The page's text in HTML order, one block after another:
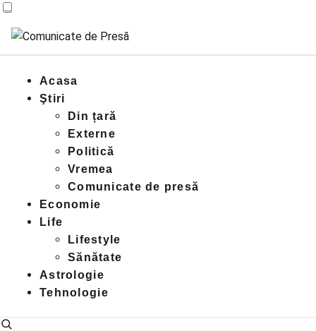
Acasa
Ştiri
Din țară
Externe
Politică
Vremea
Comunicate de presă
Economie
Life
Lifestyle
Sănătate
Astrologie
Tehnologie